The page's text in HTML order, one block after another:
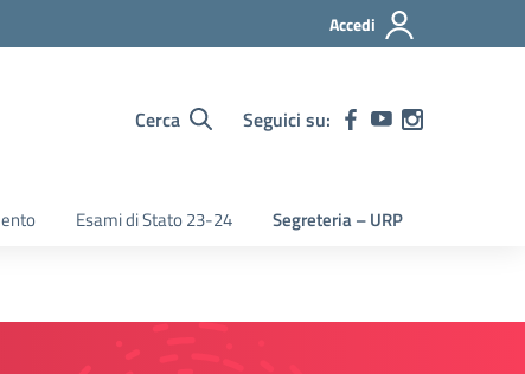
Accedi
Cerca Seguici su:
Esami di Stato 23-24 Segreteria – URP